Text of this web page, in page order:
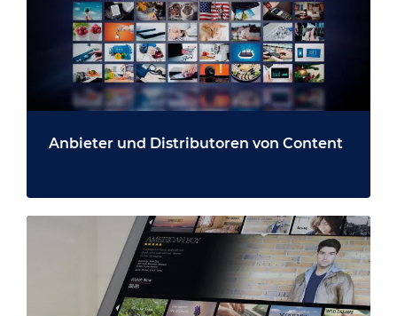
Anbieter und Distributoren von Content